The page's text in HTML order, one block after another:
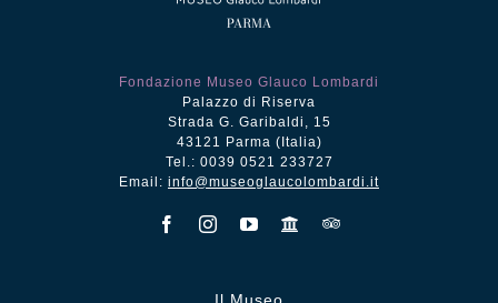
Fondazione Museo Glauco Lombardi
Palazzo di Riserva
Strada G. Garibaldi, 15
43121 Parma (Italia)
Tel.: 0039 0521 233727
Email: info@museoglaucolombardi.it
Il Museo